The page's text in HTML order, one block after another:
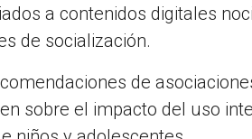
a contenidos digitales
de socialización.
de
sobre el impacto del uso